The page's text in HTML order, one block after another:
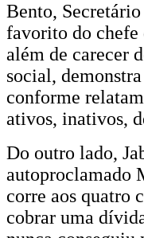
Bento,
favorito do
além de carecer
social,
conforme
ativos, inativos,
Do outro lado,
autoproclamado
corre aos quatro
cobrar uma